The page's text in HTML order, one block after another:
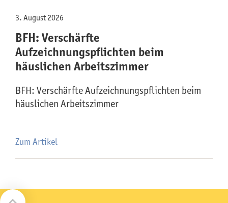
3. August 2026
BFH: Verschärfte
Aufzeichnungspflichten beim
häuslichen Arbeitszimmer
BFH: Verschärfte Aufzeichnungspflichten beim
häuslichen Arbeitszimmer
Zum Artikel